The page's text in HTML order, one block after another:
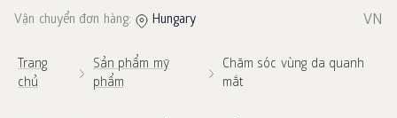
Vận chuyển đơn hàng: Hungary VN
Trang
chủ
Sản phẩm mỹ
phẩm
Chăm sóc vùng da quanh
mắt